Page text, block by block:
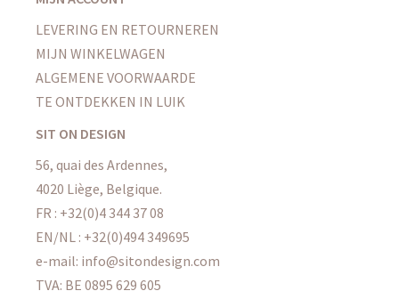
LEVERING EN RETOURNEREN
MIJN WINKELWAGEN
ALGEMENE VOORWAARDE
TE ONTDEKKEN IN LUIK
SIT ON DESIGN
56, quai des Ardennes,
4020 Liège, Belgique.
FR : +32(0)4 344 37 08
EN/NL : +32(0)494 349695
e-mail: info@sitondesign.com
TVA: BE 0895 629 605